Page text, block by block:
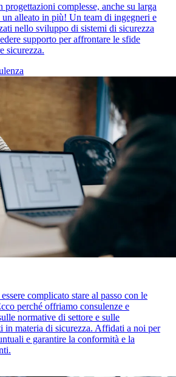
progettazioni complesse, anche su larga
alleato in più! Un team di ingegneri e
nello sviluppo di sistemi di sicurezza
supporto per affrontare le sfide
sicurezza.
complicato stare al passo con le
perché offriamo consulenze e
normative di settore e sulle
in materia di sicurezza. Affidati a noi per
e garantire la conformità e la